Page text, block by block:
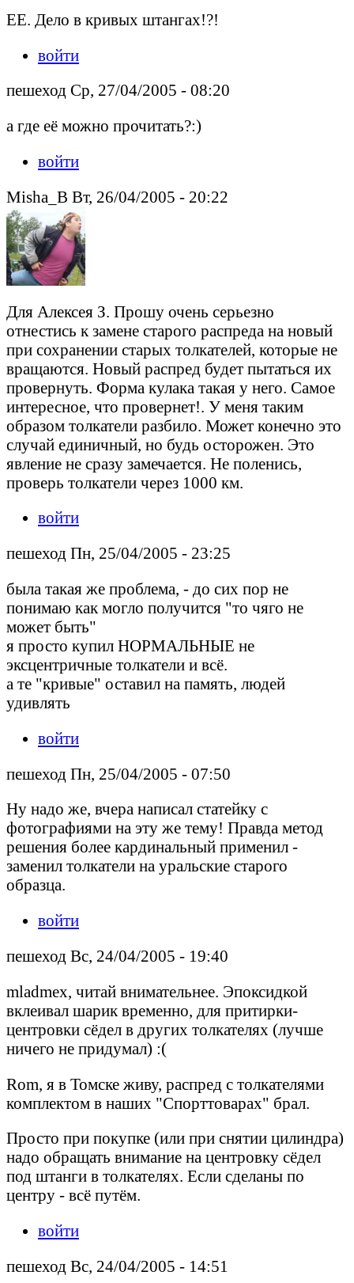
ЕЕ. Дело в кривых штангах!?!
войти
пешеход Ср, 27/04/2005 - 08:20
а где её можно прочитать?:)
войти
Misha_B Вт, 26/04/2005 - 20:22
Для Алексея З. Прошу очень серьезно
отнестись к замене старого распреда на новый
при сохранении старых толкателей, которые не
вращаются. Новый распред будет пытаться их
провернуть. Форма кулака такая у него. Самое
интересное, что провернет!. У меня таким
образом толкатели разбило. Может конечно это
случай единичный, но будь осторожен. Это
явление не сразу замечается. Не поленись,
проверь толкатели через 1000 км.
войти
пешеход Пн, 25/04/2005 - 23:25
была такая же проблема, - до сих пор не
понимаю как могло получится "то чяго не
может быть"
я просто купил НОРМАЛЬНЫЕ не
эксцентричные толкатели и всё.
а те "кривые" оставил на память, людей
удивлять
войти
пешеход Пн, 25/04/2005 - 07:50
Ну надо же, вчера написал статейку с
фотографиями на эту же тему! Правда метод
решения более кардинальный применил -
заменил толкатели на уральские старого
образца.
войти
пешеход Вс, 24/04/2005 - 19:40
mladmex, читай внимательнее. Эпоксидкой
вклеивал шарик временно, для притирки-
центровки сёдел в других толкателях (лучше
ничего не придумал) :(
Rom, я в Томске живу, распред с толкателями
комплектом в наших "Спорттоварах" брал.
Просто при покупке (или при снятии цилиндра)
надо обращать внимание на центровку сёдел
под штанги в толкателях. Если сделаны по
центру - всё путём.
войти
пешеход Вс, 24/04/2005 - 14:51